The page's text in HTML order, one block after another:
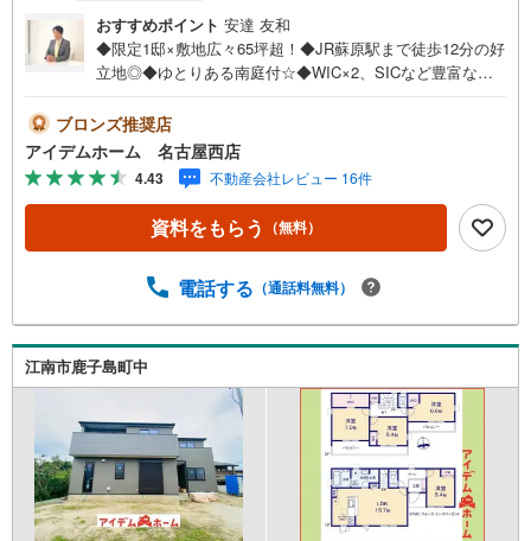
おすすめポイント 安達 友和
◆限定1邸×敷地広々65坪超！◆JR蘇原駅まで徒歩12分の好
立地◎◆ゆとりある南庭付☆◆WIC×2、SICなど豊富な収
震等級3取得☆◆中央小学校まで750m◆中央中学校まで950
m□■□■物件のご案内について■□■□＜本日見学OK！＞希望
日時が決まりましたらご相談下さい。年中無休でご案内致
します（年末年始を除く）水曜日もご案内可能！お仕事終
わりでもご案内致します。ご相談下さい。□■□■店舗につい
て■□■□店舗内にキッズルームを完備しております。日頃ゆ
ご相談について■□■□物件選びの前にローンの話が聞きたい
え致します。スタッフ一同、お客様の住まい探しを全力で
サポートさせて頂きます。お気軽にお問合せ下さい！
ブロンズ推奨店
アイデムホーム 名古屋西店
4.43 不動産会社レビュー 16件
資料をもらう （無料）
電話する （通話料無料）
江南市鹿子島町中